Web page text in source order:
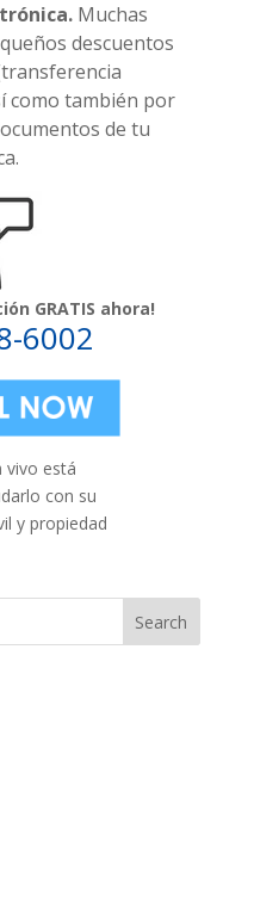
. Muchas
descuentos
como también por
de tu
GRATIS ahora!
6002
vivo está
con su
y propiedad